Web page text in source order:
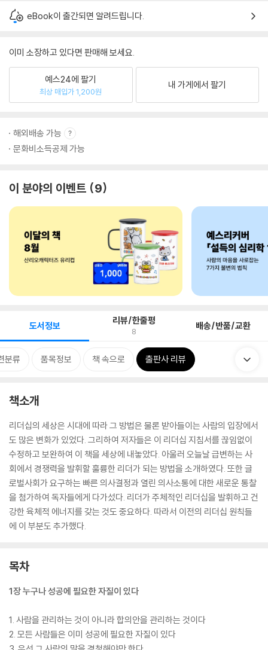
eBook이 출간되면 알려드립니다.
이미 소장하고 있다면 판매해 보세요.
예스24에 팔기
최상 매입가 1,200원
내 가게에서 팔기
해외배송 가능
문화비소득공제 가능
이 분야의 이벤트 9
도서정보 리뷰/한줄평
8 배송/반품/교환
분류 품목정보 책 속으로 출판사 리뷰
책소개
리더십의 세상은 시대에 따라 그 방법은 물론 받아들이는 사람의 입장에서
도 많은 변화가 있었다. 그리하여 저자들은 이 리더십 지침서를 끊임없이
수정하고 보완하여 이 책을 세상에 내놓았다. 아울러 오늘날 급변하는 사
회에서 경쟁력을 발휘할 훌륭한 리더가 되는 방법을 소개하였다. 또한 글
로벌사회가 요구하는 빠른 의사결정과 열린 의사소통에 대한 새로운 통찰
을 첨가하여 독자들에게 다가섰다. 리더가 주체적인 리더십을 발휘하고 건
강한 육체적 에너지를 갖는 것도 중요하다. 따라서 이전의 리더십 원칙들
에 이 부분도 추가했다.
목차
1장 누구나 성공에 필요한 자질이 있다
1. 사람을 관리하는 것이 아니라 합의안을 관리하는 것이다
2. 모든 사람들은 이미 성공에 필요한 자질이 있다